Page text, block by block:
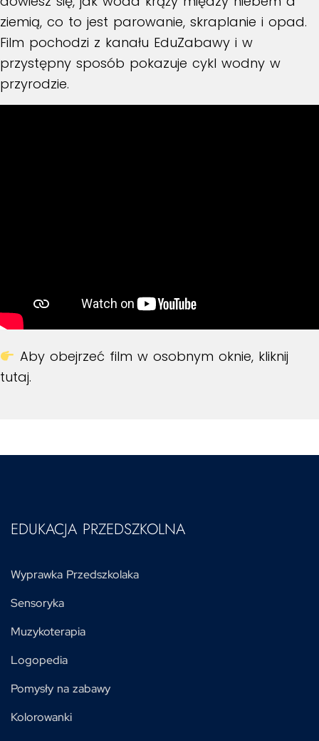
ziemią, co to jest parowanie, skraplanie i opad.
Film pochodzi z kanału EduZabawy i w
przystępny sposób pokazuje cykl wodny w
przyrodzie.
Aby obejrzeć film w osobnym oknie, kliknij
tutaj.
EDUKACJA PRZEDSZKOLNA
Wyprawka Przedszkolaka
Sensoryka
Muzykoterapia
Logopedia
Pomysły na zabawy
Kolorowanki